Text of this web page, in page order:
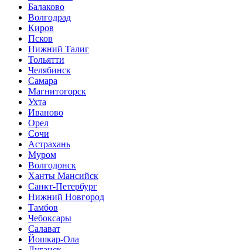
Балаково
Волгодрад
Киров
Псков
Нижний Талиг
Тольятти
Челябинск
Самара
Магнитогорск
Ухта
Иваново
Орел
Сочи
Астрахань
Муром
Волгодонск
Ханты Мансийск
Санкт-Петербург
Нижний Новгород
Тамбов
Чебоксары
Салават
Йошкар-Ола